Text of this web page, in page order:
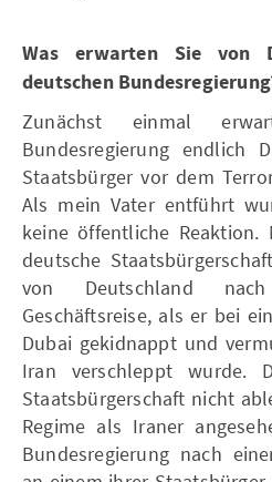
Was erwarten Sie von
deutschen
Zunächst einmal
Bundesregierung endlich
Staatsbürger vor dem
Als mein Vater entführt
keine öffentliche
deutsche
von Deutschland
Geschäftsreise, als er bei
Dubai gekidnappt und
Iran verschleppt wurde.
Staatsbürgerschaft nicht
Regime als Iraner
Bundesregierung nach